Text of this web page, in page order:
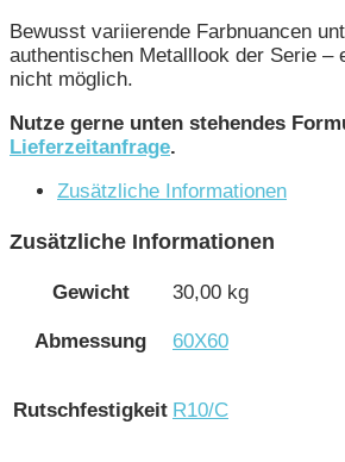
Bewusst variierende Farbnuancen
authentischen Metalllook der Serie –
nicht möglich.
Nutze gerne unten stehendes
Lieferzeitanfrage.
Zusätzliche Informationen
Zusätzliche Informationen
Gewicht 30,00 kg
Abmessung 60X60
Rutschfestigkeit R10/C